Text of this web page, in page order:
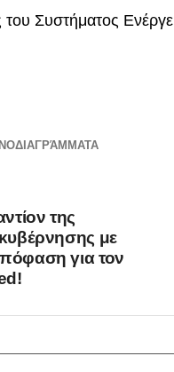
Συστήματος
της
με
για τον